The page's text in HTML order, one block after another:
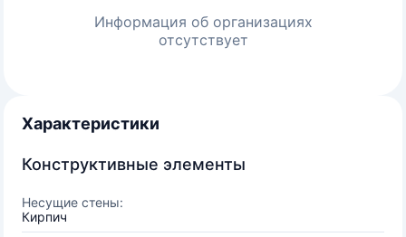
Информация об организациях
отсутствует
Характеристики
Конструктивные элементы
Несущие стены:
Кирпич